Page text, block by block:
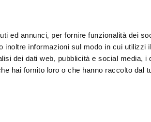
ed annunci, per fornire funzionalità dei
inoltre informazioni sul modo in cui utilizzi
dei dati web, pubblicità e social media, i
hai fornito loro o che hanno raccolto dal